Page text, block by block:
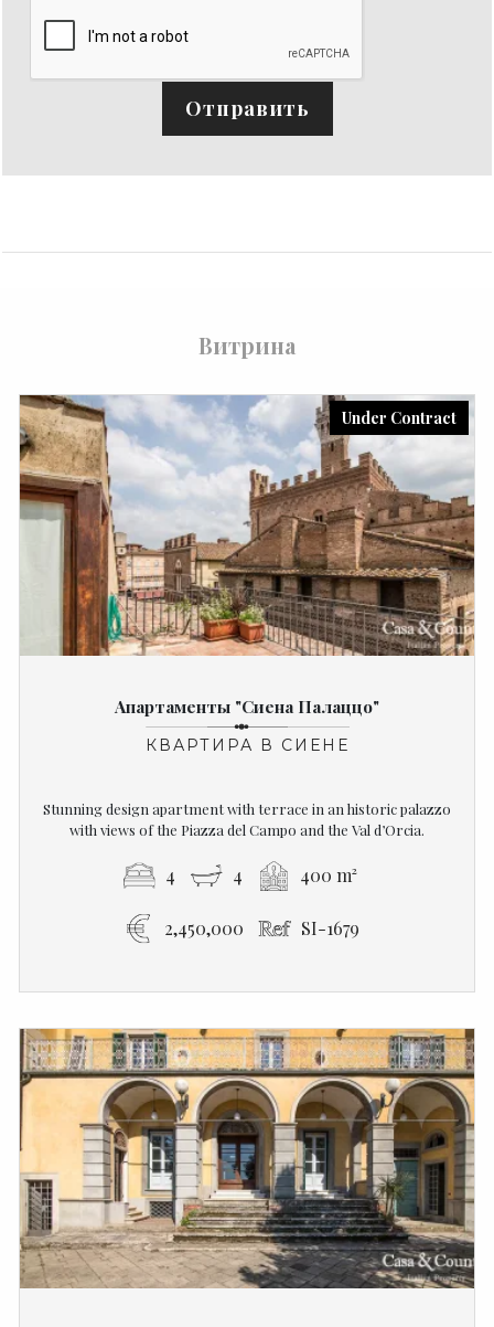
Отправить
Витрина
Under Contract
Апартаменты "Сиена Палаццо"
КВАРТИРА В СИЕНЕ
Stunning design apartment with terrace in an historic palazzo
with views of the Piazza del Campo and the Val d’Orcia.
4 4 400 m²
2,450,000 SI-1679